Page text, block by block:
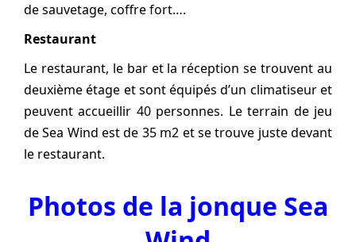
de sauvetage, coffre fort….
Restaurant
Le restaurant, le bar et la réception se trouvent au
deuxième étage et sont équipés d’un climatiseur et
peuvent accueillir 40 personnes. Le terrain de jeu
de Sea Wind est de 35 m2 et se trouve juste devant
le restaurant.
Photos de la jonque Sea